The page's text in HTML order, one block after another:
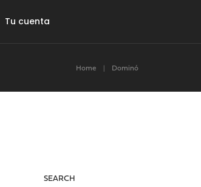
Gift Card
Tu cuenta
Home Dominó
SEARCH